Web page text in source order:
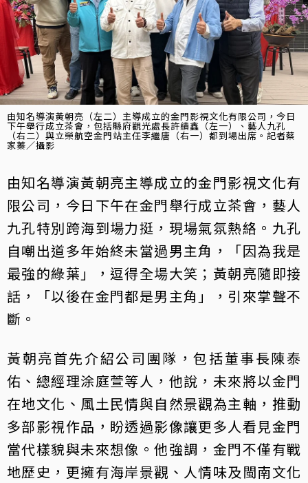
由知名導演黃朝亮（左二）主導成立的金門影視文化有限公司，今日
下午舉行成立茶會，包括縣府觀光處長許績鑫（左一）、藝人九孔
（右二）與立榮航空金門站主任李繼唐（右一）都到場出席。記者蔡
家蓁／攝影
由知名導演黃朝亮主導成立的金門影視文化有
限公司，今日下午在金門舉行成立茶會，藝人
九孔特別跨海到場力挺，現場氣氛熱絡。九孔
自嘲出道多年始終未當過男主角，「因為我是
最強的綠葉」，逗得全場大笑；黃朝亮隨即接
話，「以後在金門都是男主角」，引來掌聲不
斷。
黃朝亮首先介紹公司團隊，包括董事長陳泰
佑、總經理涂庭萱等人，他說，未來將以金門
在地文化、風土民情與自然景觀為主軸，推動
多部影視作品，盼透過影像讓更多人看見金門
當代樣貌與未來想像。他強調，金門不僅有戰
地歷史，更擁有海岸景觀、人情味及閩南文化